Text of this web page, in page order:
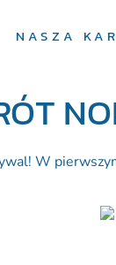
NASZA
W